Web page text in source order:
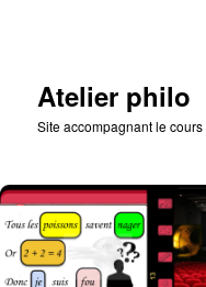
Atelier philo
Site accompagnant le